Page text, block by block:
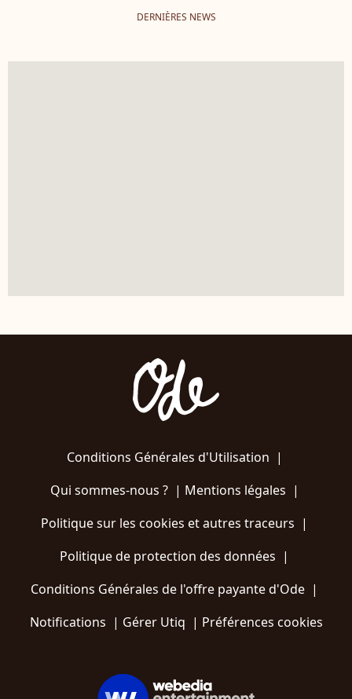
DERNIÈRES NEWS
Conditions Générales d'Utilisation |
Qui sommes-nous ?| Mentions légales |
Politique sur les cookies et autres traceurs |
Politique de protection des données |
Conditions Générales de l'offre payante d'Ode |
Notifications | Gérer Utiq | Préférences cookies